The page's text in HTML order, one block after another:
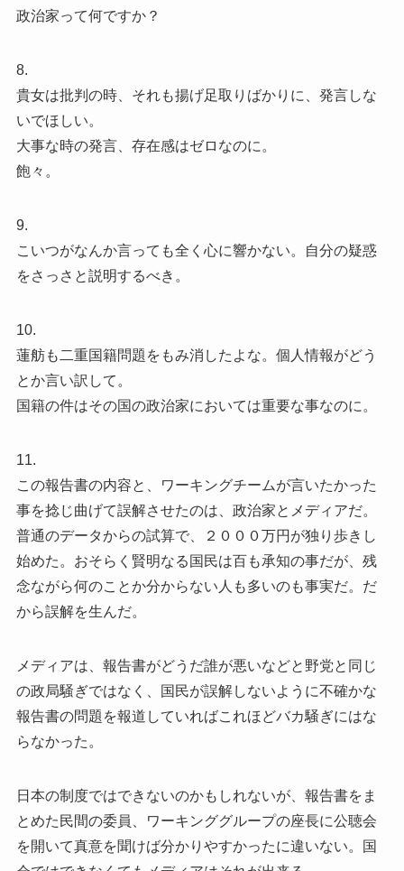
政治家って何ですか？
8.
貴女は批判の時、それも揚げ足取りばかりに、発言しな
いでほしい。
大事な時の発言、存在感はゼロなのに。
飽々。
9.
こいつがなんか言っても全く心に響かない。自分の疑惑
をさっさと説明するべき。
10.
蓮舫も二重国籍問題をもみ消したよな。個人情報がどう
とか言い訳して。
国籍の件はその国の政治家においては重要な事なのに。
11.
この報告書の内容と、ワーキングチームが言いたかった
事を捻じ曲げて誤解させたのは、政治家とメディアだ。
普通のデータからの試算で、２０００万円が独り歩きし
始めた。おそらく賢明なる国民は百も承知の事だが、残
念ながら何のことか分からない人も多いのも事実だ。だ
から誤解を生んだ。
メディアは、報告書がどうだ誰が悪いなどと野党と同じ
の政局騒ぎではなく、国民が誤解しないように不確かな
報告書の問題を報道していればこれほどバカ騒ぎにはな
らなかった。
日本の制度ではできないのかもしれないが、報告書をま
とめた民間の委員、ワーキンググループの座長に公聴会
を開いて真意を聞けば分かりやすかったに違いない。国